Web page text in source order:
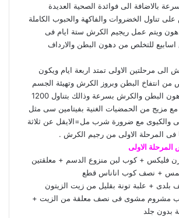
بالاضافة الى فوائدة الصحية العديدة
تناول الخضروات والفاكهة والحبوب الكاملة
ويتم عمل ريجيم الكرش ستة ايام فى
اسابيع للتخلص من دهون البطن والارداف
مرحلتين الاولى تمتد اربعة ايام ويكون
من انتفاخ البطن وبروز الكرش وتهيئة الجسم
للاستعداد لحرق دهون البطن والكرش بسرعة وذالك بتناول 1200
مزيج من الحمضيات الغنية بفيتامين سى مثل
والكيوى مع ضرورة شرب مل=الايقل عن ثلاثة
فى المرحلة الاولى من رجيم الكرش .
الاولى
فليكس + كوب لبن منزوع الدسم + معلقتين
+ نصف كوب اناناس قطع
+ علبة تونة بقليل من زيت الزيتون
مشروم مشوى فى نصف معلقة من الزيت +
بدون جلد